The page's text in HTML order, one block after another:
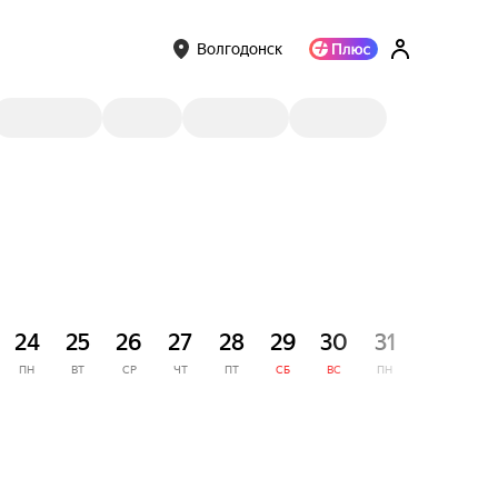
Волгодонск
24
ПН
25
ВТ
26
СР
27
ЧТ
28
ПТ
29
СБ
30
ВС
31
ПН